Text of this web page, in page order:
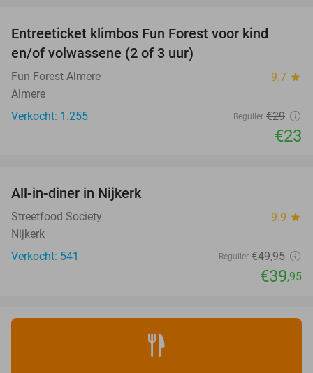
Entreeticket klimbos Fun Forest voor kind
en/of volwassene (2 of 3 uur)
Fun Forest Almere 9.7 star
Almere
Verkocht: 1.255
Regulier €29
€23
All-in-diner in Nijkerk
Streetfood Society 9.9 star
Nijkerk
Verkocht: 541
Regulier €49,95
€39,95